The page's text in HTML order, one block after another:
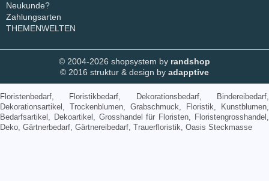
Neukunde?
Zahlungsarten
THEMENWELTEN
© 2004-2026 shopsystem by randshop
© 2016 struktur & design by adapptive
Floristenbedarf, Floristikbedarf, Dekorationsbedarf, Bindereibedarf,
Dekorationsartikel, Trockenblumen, Grabschmuck, Floristik, Kunstblumen,
Bedarfsartikel, Dekoartikel, Grosshandel für Floristen, Floristengrosshandel,
Deko, Gärtnerbedarf, Gärtnereibedarf, Trauerfloristik, Oasis Steckmasse